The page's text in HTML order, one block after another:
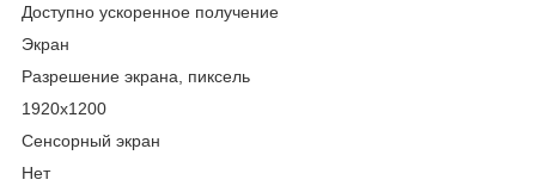
Доступно ускоренное получение
Экран
Разрешение экрана, пиксель
1920x1200
Сенсорный экран
Нет